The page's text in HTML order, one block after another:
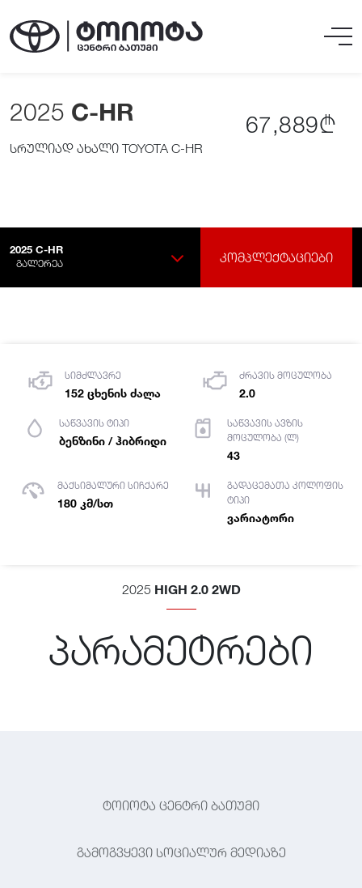
2025 C-HR
სრულიად ახალი TOYOTA C-HR
67,889₾
2025 C-HR
ᲒᲐᲚᲔᲠᲔᲐ
ᲙᲝᲛᲞᲚᲔᲥᲢᲐᲪᲘᲔᲑᲘ
სიმძლავრე
152 ცხენის ძალა
ძრავის მოცულობა
2.0
საწვავის ტიპი
ბენზინი / ჰიბრიდი
საწვავის ავზის
მოცულობა (ლ)
43
მაქსიმალური სიჩქარე
180 კმ/სთ
გადაცემათა კოლოფის
ტიპი
ვარიატორი
2025 HIGH 2.0 2WD
პარამეტრები
ტოიოტა ცენტრი ბათუმი
გამოგვყევი სოციალურ მედიაზე